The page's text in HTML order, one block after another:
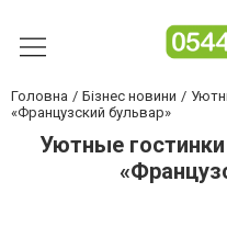
Головна Бізнес новини
«Французский бульвар»
Уютные